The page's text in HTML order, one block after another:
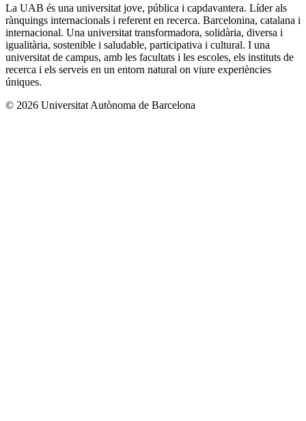
La UAB és una universitat jove, pública i capdavantera. Líder als
rànquings internacionals i referent en recerca. Barcelonina, catalana i
internacional. Una universitat transformadora, solidària, diversa i
igualitària, sostenible i saludable, participativa i cultural. I una
universitat de campus, amb les facultats i les escoles, els instituts de
recerca i els serveis en un entorn natural on viure experiències
úniques.
© 2026 Universitat Autònoma de Barcelona